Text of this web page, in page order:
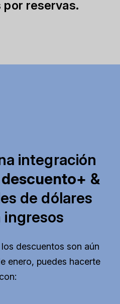
por reservas.
integración
descuento+ &
de dólares
ingresos
descuentos son aún
enero, puedes hacerte
con: